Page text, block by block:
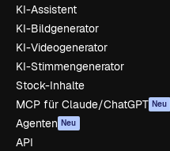
KI-Assistent
KI-Bildgenerator
KI-Videogenerator
KI-Stimmengenerator
Stock-Inhalte
MCP für Claude/ChatGPT Neu
Agenten Neu
API